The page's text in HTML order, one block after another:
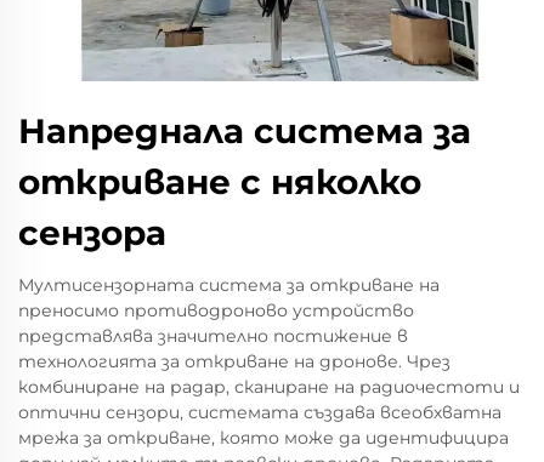
Напреднала система за
откриване с няколко
сензора
Мултисензорната система за откриване на
преносимо противодроново устройство
представлява значително постижение в
технологията за откриване на дронове. Чрез
комбиниране на радар, сканиране на радиочестоти и
оптични сензори, системата създава всеобхватна
мрежа за откриване, която може да идентифицира